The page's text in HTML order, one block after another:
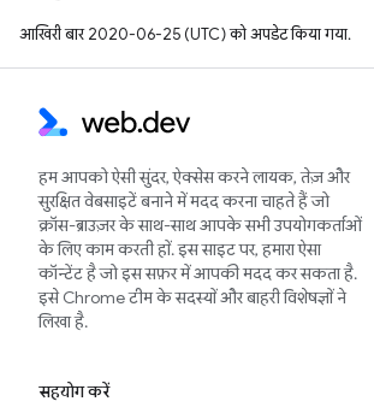
आखिरी बार 2020-06-25 (UTC) को अपडेट किया गया.
हम आपको ऐसी सुंदर, ऐक्सेस करने लायक, तेज़ और
सुरक्षित वेबसाइटें बनाने में मदद करना चाहते हैं जो
क्रॉस-ब्राउज़र के साथ-साथ आपके सभी उपयोगकर्ताओं
के लिए काम करती हों. इस साइट पर, हमारा ऐसा
कॉन्टेंट है जो इस सफ़र में आपकी मदद कर सकता है.
इसे Chrome टीम के सदस्यों और बाहरी विशेषज्ञों ने
लिखा है.
सहयोग करें